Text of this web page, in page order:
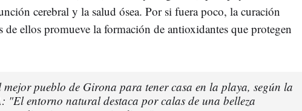
cerebral y la salud ósea. Por si fuera poco, la curación
de ellos promueve la formación de antioxidantes que protegen
mejor pueblo de Girona para tener casa en la playa, según la
"El entorno natural destaca por calas de una belleza